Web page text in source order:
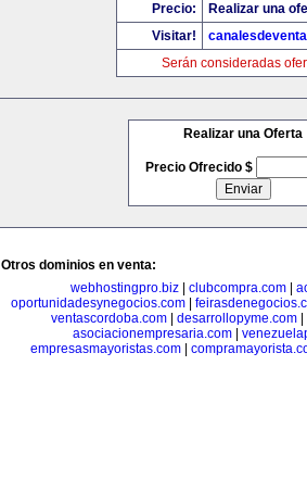
Precio:
Realizar una
Visitar!
Serán consideradas
Realizar una Oferta
Precio Ofrecido $
Otros dominios en venta:
webhostingpro.biz| clubcompra.com|
oportunidadesynegocios.com|
ventascordoba.com| desarrollopyme.com|
asociacionempresaria.com
empresasmayoristas.com|